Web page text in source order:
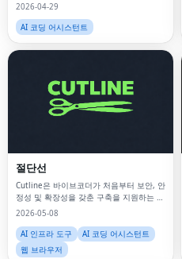
2026-04-29
AI 코딩 어시스턴트
절단선
Cutline은 바이브코더가 처음부터 보안, 안
정성 및 확장성을 갖춘 구축을 지원하는 기
술 제품 관리자입니다.
2026-05-08
AI 인프라 도구
AI 코딩 어시스턴트
웹 브라우저